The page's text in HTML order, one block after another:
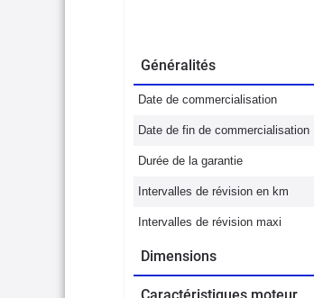
Généralités
Date de commercialisation
Date de fin de commercialisation
Durée de la garantie
Intervalles de révision en km
Intervalles de révision maxi
Dimensions